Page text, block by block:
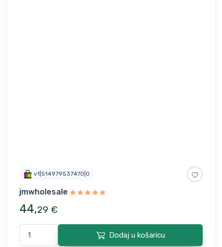
v1|514979537470|0
jmwholesale
44,29 €
Dodaj u košaricu